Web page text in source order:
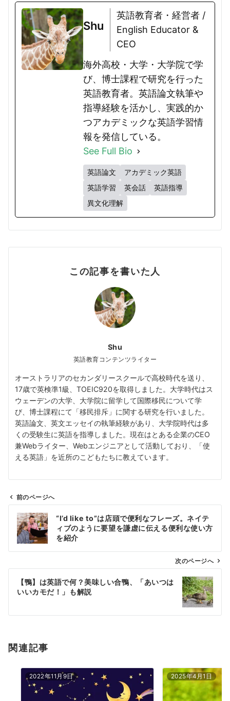
Shu
英語教育者・経営者 /
English Educator &
CEO
海外高校・大学・大学院で学
び、博士課程で研究を行った
英語教育者。英語論文執筆や
指導経験を活かし、実践的か
つアカデミックな英語学習情
報を発信している。
See Full Bio
英語論文
アカデミック英語
英語学習
英会話
英語指導
異文化理解
この記事を書いた人
Shu
英語教育コンテンツライター
オーストラリアのセカンダリースクールで高校時代を送り、
17歳で英検準1級、TOEIC920を取得しました。大学時代はス
ウェーデンの大学、大学院に留学して国際移民について学
び、博士課程にて「移民排斥」に関する研究を行いました。
英語論文、英文エッセイの執筆経験があり、大学院時代は多
くの受験生に英語を指導しました。現在はとある企業のCEO
兼Webライター、Webエンジニアとして活動しており、「使
える英語」を近所のこどもたちに教えています。
ビ
ン
前のページへ
“I’d like to”は店頭で便利なフレーズ。ネイテ
ィブのように要望を謙虚に伝える便利な使い方
を紹介
次のページへ
【鴨】は英語で何？美味しい合鴨、「あいつは
いいカモだ！」も解説
関連記事
2022年11月9日 2025年4月1日